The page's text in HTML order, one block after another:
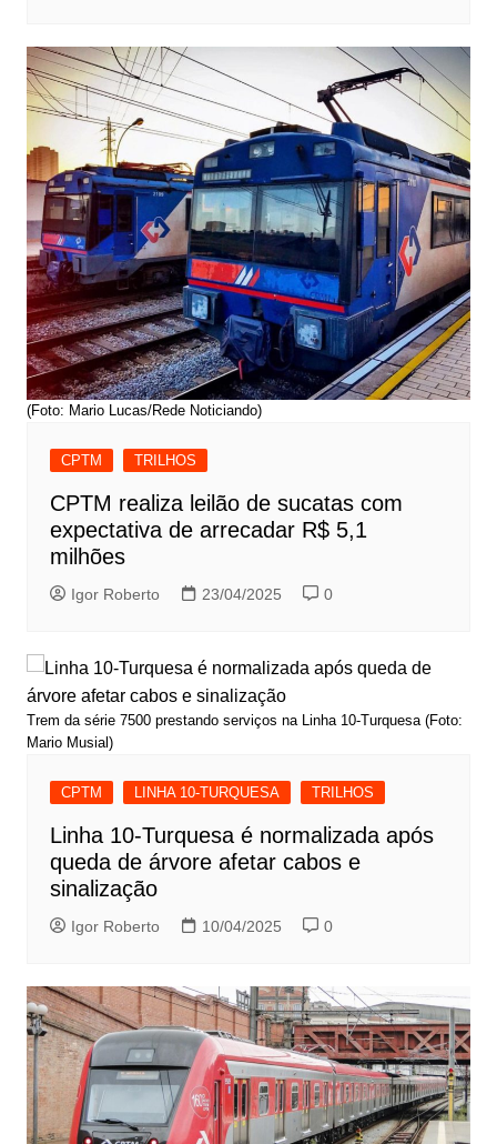
(Foto: Mario Lucas/Rede Noticiando)
CPTM TRILHOS
CPTM realiza leilão de sucatas com
expectativa de arrecadar R$ 5,1
milhões
Igor Roberto 23/04/2025 0
Trem da série 7500 prestando serviços na Linha 10-Turquesa (Foto:
Mario Musial)
CPTM LINHA 10-TURQUESA TRILHOS
Linha 10-Turquesa é normalizada após
queda de árvore afetar cabos e
sinalização
Igor Roberto 10/04/2025 0